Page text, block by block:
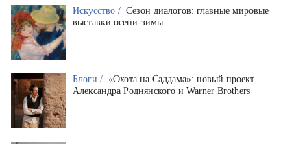
Искусство / Сезон диалогов: главные мировые
выставки осени-зимы
Блоги / «Охота на Саддама»: новый проект
Александра Роднянского и Warner Brothers